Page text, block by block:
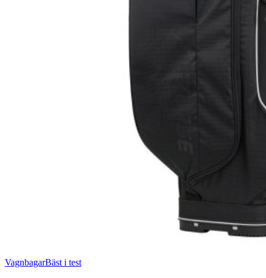
VagnbagarBäst i test